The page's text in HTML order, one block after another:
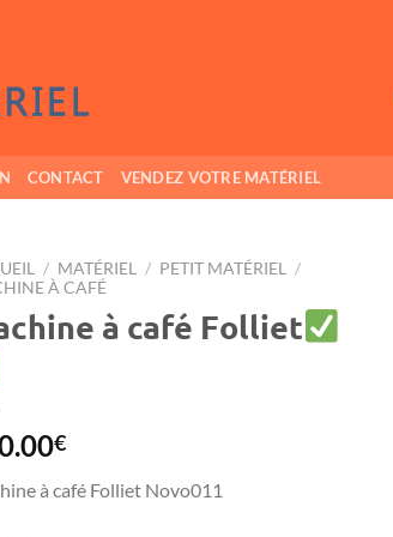
CONTACT VENDEZ VOTRE MATÉRIEL
/ MATÉRIEL / PETIT MATÉRIEL
/
À CAFÉ
à café Folliet
€
à café Folliet Novo011